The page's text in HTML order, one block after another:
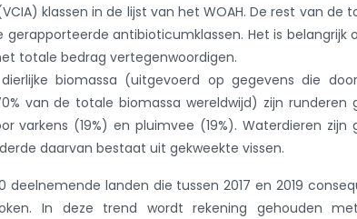
klassen in de lijst van het WOAH. De rest van de
gerapporteerde antibioticumklassen. Het is belangrijk
totale bedrag vertegenwoordigen.
biomassa (uitgevoerd op gegevens die
van de totale biomassa wereldwijd) zijn runderen
varkens (19%) en pluimvee (19%). Waterdieren zijn
daarvan bestaat uit gekweekte vissen.
landen die tussen 2017 en 2019
In deze trend wordt rekening gehouden